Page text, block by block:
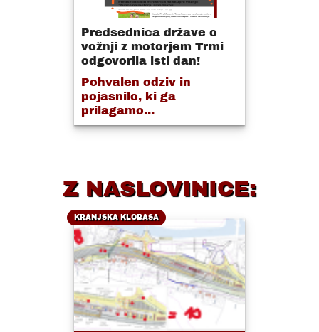
Predsednica države o
vožnji z motorjem Trmi
odgovorila isti dan!
Pohvalen odziv in
pojasnilo, ki ga
prilagamo...
Z NASLOVINICE:
KRANJSKA KLOBASA